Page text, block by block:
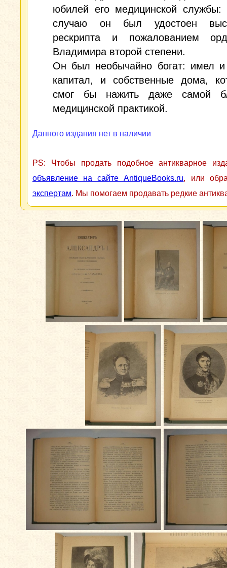
юбилей его медицинской службы:
случаю он был удостоен
рескрипта и пожалованием
Владимира второй степени.
Он был необычайно богат: имел
капитал, и собственные дома,
смог бы нажить даже самой
медицинской практикой.
Данного издания нет в наличии
PS: Чтобы продать подобное антикварное
объявление на сайте AntiqueBooks.ru, или
экспертам. Мы помогаем продавать редкие